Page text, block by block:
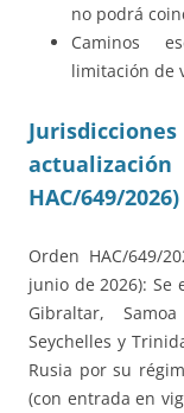
no podrá
Caminos
limitación de
HAC/649/2026)
Orden HAC/649/
junio de 2026): Se
Gibraltar,
Seychelles y
Rusia por su
(con entrada en